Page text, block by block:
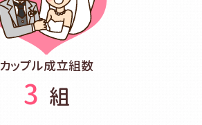
カップル成立組数
3 組